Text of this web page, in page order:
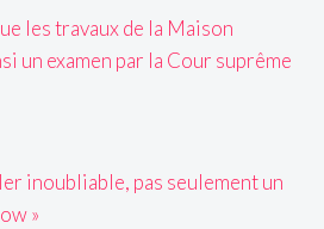
les travaux de la Maison
un examen par la Cour suprême
inoubliable, pas seulement un
»